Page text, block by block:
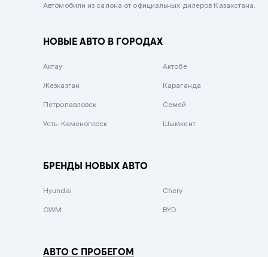
Вишневый
Зеленый металлик
Автомобили из салона от официальных дилеров Казахстана.
НОВЫЕ АВТО В ГОРОДАХ
Актау Актобе
Жезказган Караганда
Петропавловск Семей
Усть-Каменогорск Шымкент
БРЕНДЫ НОВЫХ АВТО
Hyundai Chery
GWM BYD
АВТО С ПРОБЕГОМ